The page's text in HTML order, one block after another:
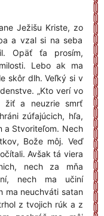
Ježišu Kriste, zo
a vzal si na seba
Opäť ťa prosím,
Lebo ak ma
skôr dlh. Veľký si v
„Kto verí vo
žiť a neuzrie smrť
zúfajúcich, hľa,
a Stvoriteľom. Nech
Bože môj. Veď
Avšak tá viera
nech za mňa
nech ma učiní
ma neuchváti satan
z tvojich rúk a z